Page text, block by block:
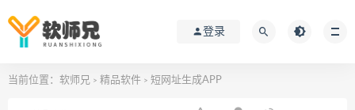
登录
当前位置： 软师兄 > 精品软件 > 短网址生成APP